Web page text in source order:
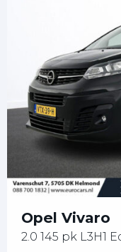
Opel Vivaro
2.0 145 pk L3H1